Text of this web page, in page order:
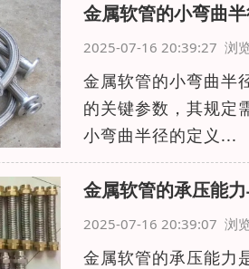
金属软管的小弯曲
2025-07-16 20:39:27 浏
金属软管的小弯曲半
的关键参数，其规定
小弯曲半径的定义...
金属软管的承压能
2025-07-16 20:39:07 浏
金属软管的承压能力